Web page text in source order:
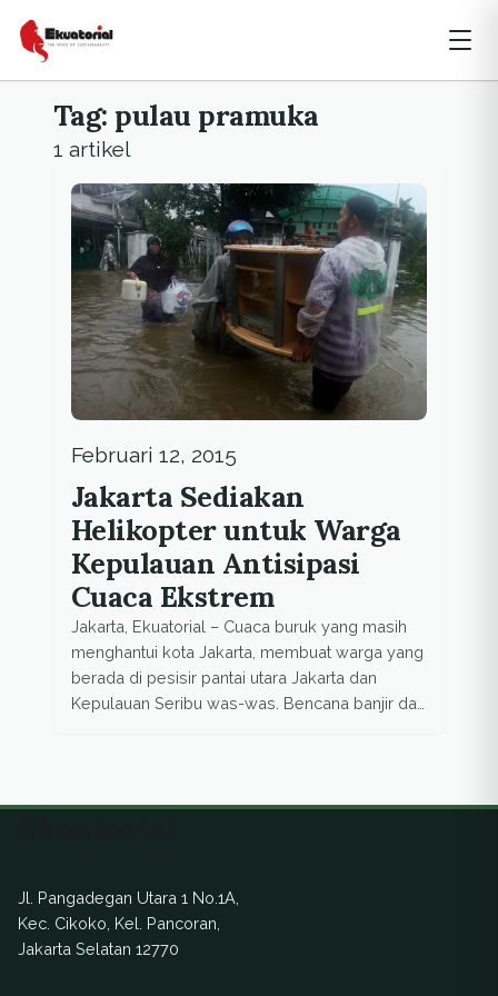
Tag: pulau pramuka
1 artikel
Februari 12, 2015
Jakarta Sediakan
Helikopter untuk Warga
Kepulauan Antisipasi
Cuaca Ekstrem
Jakarta, Ekuatorial – Cuaca buruk yang masih
menghantui kota Jakarta, membuat warga yang
berada di pesisir pantai utara Jakarta dan
Kepulauan Seribu was-was. Bencana banjir dan
menyiapkan beberapa langkah untuk
Jl. Pangadegan Utara 1 No.1A,
Kec. Cikoko, Kel. Pancoran,
Jakarta Selatan 12770